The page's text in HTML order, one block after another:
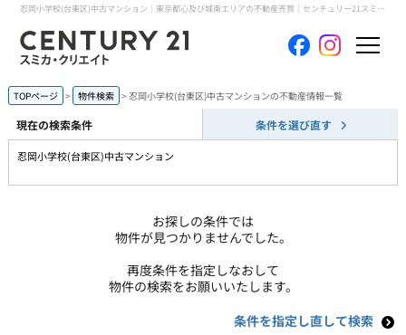
忍岡小学校(台東区)中古マンション｜東京都心及び城南エリアの不動産売買｜センチュリー21スミカ・クリエイト
ホーム
当社について
買いたい
売りたい
コンテンツ
TOPページ 物件検索 忍岡小学校(台東区)中古マンションの不動産情報一覧
現在の検索条件 条件を選び直す
忍岡小学校(台東区)中古マンション
お探しの条件では
物件が見つかりませんでした。
再度条件を指定しなおして
物件の検索をお願いいたします。
条件を指定し直して検索